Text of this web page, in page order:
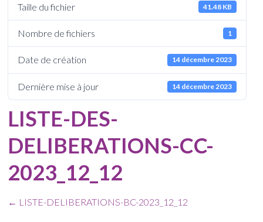
Taille du fichier 41.48 KB
Nombre de fichiers 1
Date de création 14 décembre 2023
Dernière mise à jour 14 décembre 2023
LISTE-DES-
DELIBERATIONS-CC-
2023_12_12
← LISTE-DELIBERATIONS-BC-2023_12_12